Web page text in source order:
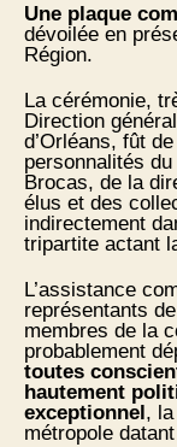
Une plaque
dévoilée en
Région.
La cérémonie,
Direction
d’Orléans, fût
personnalités
Brocas, de la
élus et des
indirectement
tripartite actant
L’assistance
représentants
membres de la
probablement
toutes
hautement
exceptionnel ,
métropole